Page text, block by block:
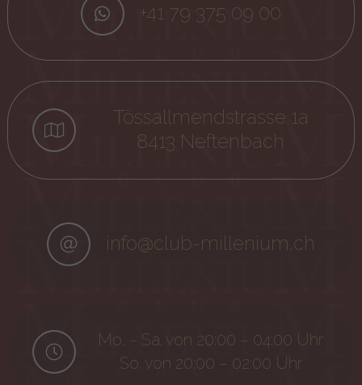
+41 79 375 09 00
Tössallmendstrasse 1a
8413 Neftenbach
info@club-millenium.ch
Mo. – Sa. von 20:00 – 04:00 Uhr
So. von 20:00 – 02:00 Uhr